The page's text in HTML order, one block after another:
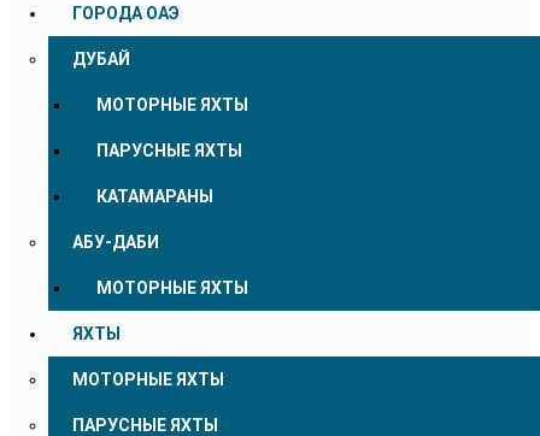
ГОРОДА ОАЭ
ДУБАЙ
МОТОРНЫЕ ЯХТЫ
ПАРУСНЫЕ ЯХТЫ
КАТАМАРАНЫ
АБУ-ДАБИ
МОТОРНЫЕ ЯХТЫ
ЯХТЫ
МОТОРНЫЕ ЯХТЫ
ПАРУСНЫЕ ЯХТЫ